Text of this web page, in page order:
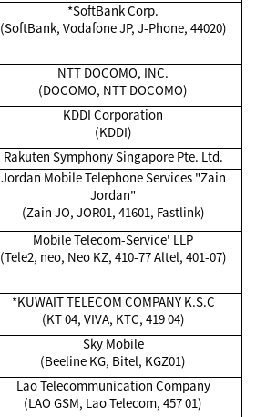
*SoftBank Corp.
(SoftBank, Vodafone JP, J-Phone, 44020)
NTT DOCOMO, INC.
(DOCOMO, NTT DOCOMO)
KDDI Corporation
(KDDI)
Rakuten Symphony Singapore Pte. Ltd.
Jordan Mobile Telephone Services "Zain
Jordan"
(Zain JO, JOR01, 41601, Fastlink)
Mobile Telecom-Service' LLP
(Tele2, neo, Neo KZ, 410-77 Altel, 401-07)
*KUWAIT TELECOM COMPANY K.S.C
(KT 04, VIVA, KTC, 419 04)
Sky Mobile
(Beeline KG, Bitel, KGZ01)
Lao Telecommunication Company
(LAO GSM, Lao Telecom, 457 01)